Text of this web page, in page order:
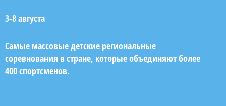
3-8 августа
Самые массовые детские региональные
соревнования в стране, которые объединяют более
400 спортсменов.